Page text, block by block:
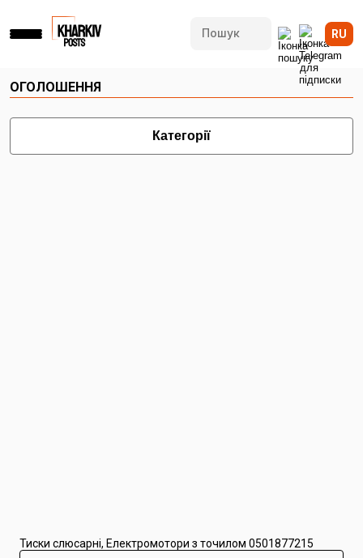
RU
ОГОЛОШЕННЯ
Категорії
Тиски слюсарні, Електромотори з точилом 0501877215